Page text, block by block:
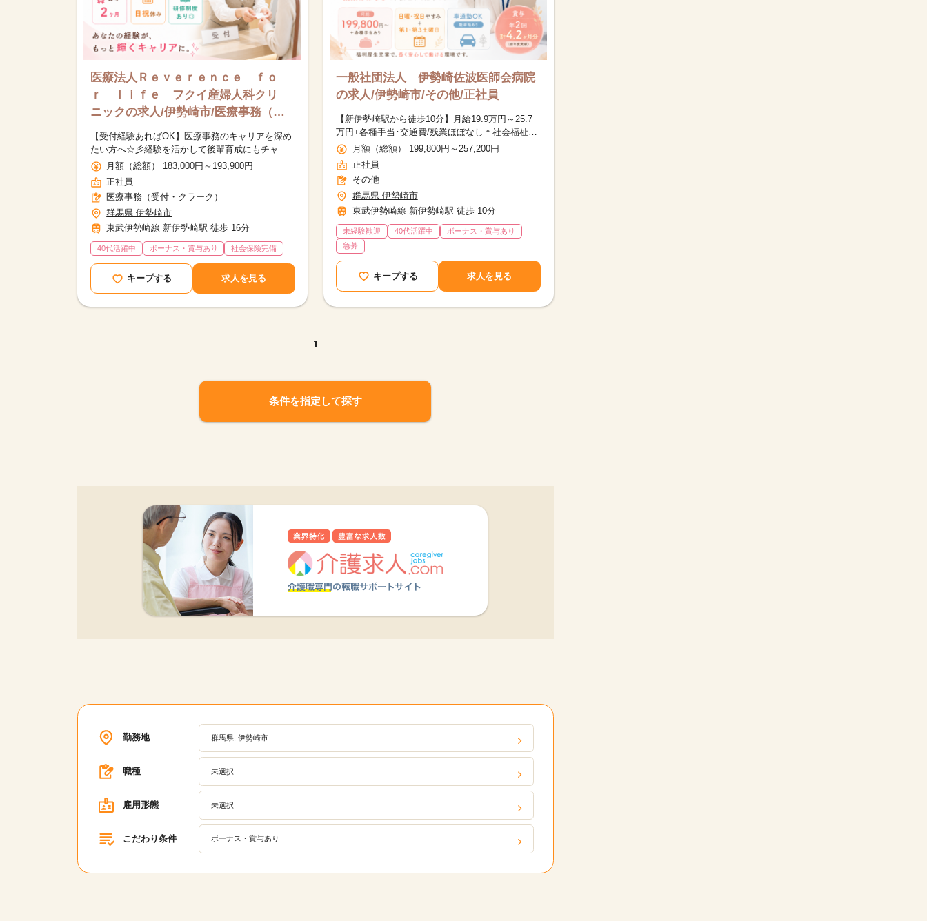
医療法人Ｒｅｖｅｒｅｎｃｅ ｆｏ
ｒ ｌｉｆｅ フクイ産婦人科クリ
ニックの求人/伊勢崎市/医療事務（受
付・クラーク）/正社員
【受付経験あればOK】医療事務のキャリアを深め
たい方へ☆彡経験を活かして後輩育成にもチャレ
ンジできます！
月額（総額） 183,000円～193,900円
正社員
医療事務（受付・クラーク）
群馬県 伊勢崎市
東武伊勢崎線 新伊勢崎駅 徒歩 16分
40代活躍中 ボーナス・賞与あり 社会保険完備
キープする 求人を見る
一般社団法人 伊勢崎佐波医師会病院
の求人/伊勢崎市/その他/正社員
【新伊勢崎駅から徒歩10分】月給19.9万円～25.7
万円+各種手当･交通費/残業ほぼなし＊社会福祉士
の資格を活かせる＊医療ソーシャルワーカー
月額（総額） 199,800円～257,200円
正社員
その他
群馬県 伊勢崎市
東武伊勢崎線 新伊勢崎駅 徒歩 10分
未経験歓迎 40代活躍中
ボーナス・賞与あり
急募
キープする 求人を見る
1
条件を指定して探す
勤務地 群馬県, 伊勢崎市
職種 未選択
雇用形態 未選択
こだわり条件 ボーナス・賞与あり